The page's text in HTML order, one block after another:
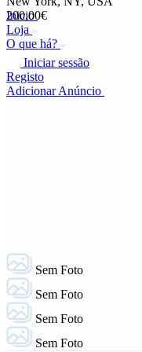
Inicio
Loja
O que há?
Iniciar sessão
Registo
Adicionar Anúncio
200,00€
Sem Foto
Sem Foto
Sem Foto
Sem Foto